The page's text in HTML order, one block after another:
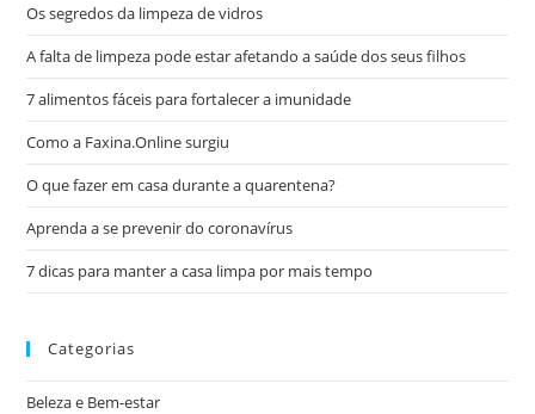
Os segredos da limpeza de vidros
A falta de limpeza pode estar afetando a saúde dos seus filhos
7 alimentos fáceis para fortalecer a imunidade
Como a Faxina.Online surgiu
O que fazer em casa durante a quarentena?
Aprenda a se prevenir do coronavírus
7 dicas para manter a casa limpa por mais tempo
Categorias
Beleza e Bem-estar